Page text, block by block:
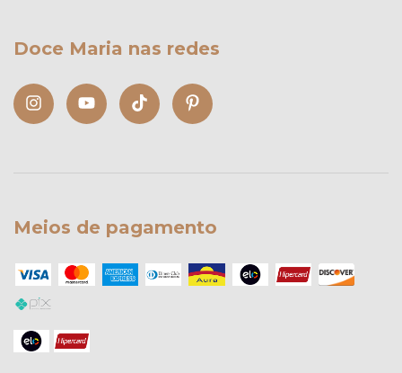
Doce Maria nas redes
Meios de pagamento